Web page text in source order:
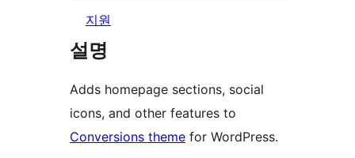
지원
설명
Adds homepage sections, social
icons, and other features to
Conversions theme for WordPress.